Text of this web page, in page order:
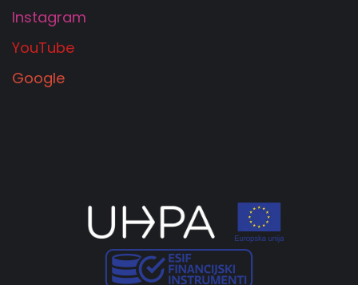
Instagram
YouTube
Google